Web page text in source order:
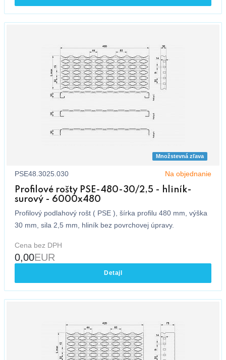
Množstevná zľava
PSE48.3025.030 Na objednanie
Profilové rošty PSE-480-30/2,5 - hliník-
surový - 6000x480
Profilový podlahový rošt ( PSE ), šírka profilu 480 mm, výška
30 mm, sila 2,5 mm, hliník bez povrchovej úpravy.
Cena bez DPH
0,00EUR
Detajl